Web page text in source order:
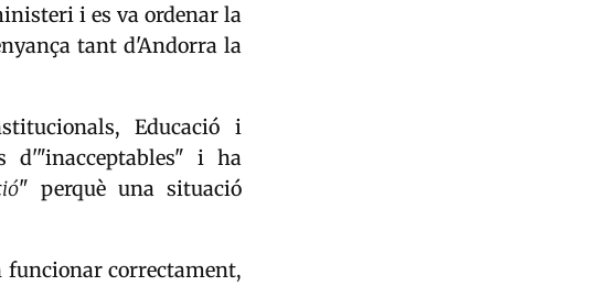
i es va ordenar la
tant d'Andorra la
Educació i
i ha
" perquè una situació
funcionar correctament,